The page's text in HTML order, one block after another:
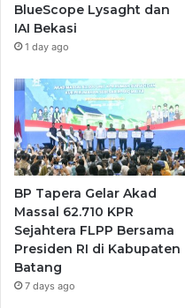
BlueScope Lysaght dan
IAI Bekasi
1 day ago
BP Tapera Gelar Akad
Massal 62.710 KPR
Sejahtera FLPP Bersama
Presiden RI di Kabupaten
Batang
7 days ago